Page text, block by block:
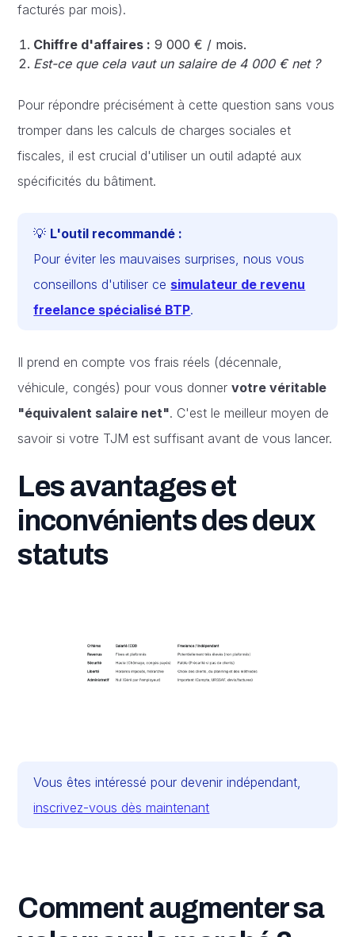
facturés par mois).
Chiffre d'affaires : 9 000 € / mois.
Est-ce que cela vaut un salaire de 4 000 € net ?
Pour répondre précisément à cette question sans vous
tromper dans les calculs de charges sociales et
fiscales, il est crucial d'utiliser un outil adapté aux
spécificités du bâtiment.
💡 L'outil recommandé :
Pour éviter les mauvaises surprises, nous vous
conseillons d'utiliser ce simulateur de revenu
freelance spécialisé BTP.
Il prend en compte vos frais réels (décennale,
véhicule, congés) pour vous donnervotre véritable
"équivalent salaire net". C'est le meilleur moyen de
savoir si votre TJM est suffisant avant de vous lancer.
Les avantages et
inconvénients des deux
statuts
Vous êtes intéressé pour devenir indépendant,
inscrivez-vous dès maintenant
Comment augmenter sa